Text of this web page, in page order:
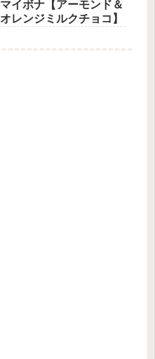
マイボナ【アーモンド＆
オレンジミルクチョコ】